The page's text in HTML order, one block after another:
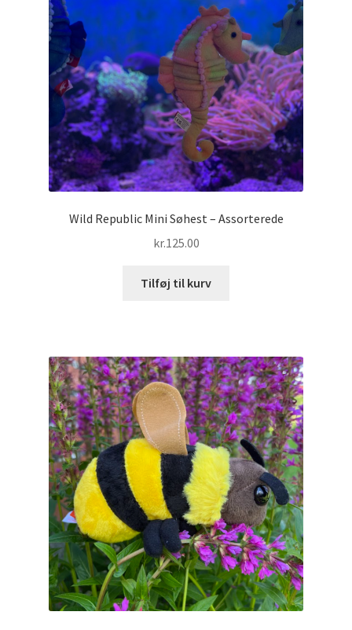
Wild Republic Mini Søhest – Assorterede
kr.125.00
Tilføj til kurv